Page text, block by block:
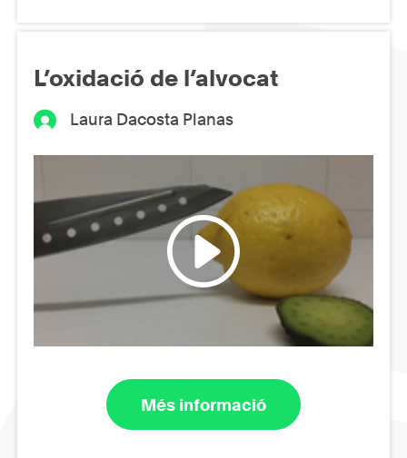
L’oxidació de l’alvocat
Laura Dacosta Planas
Més informació